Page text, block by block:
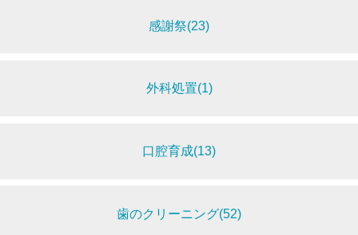
感謝祭(23)
外科処置(1)
口腔育成(13)
歯のクリーニング(52)